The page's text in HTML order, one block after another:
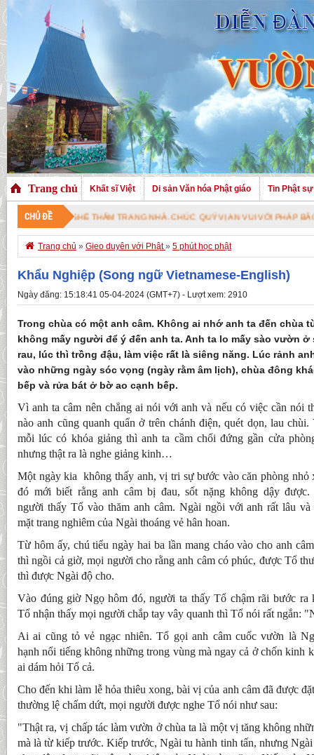
Trang chủ Khất sĩ Việt Di sản Văn hóa Phật giáo Tin Phật sự
CHỦ ĐỀ
ĐÃ GHÉ THĂM TRANG NHÀ. CHÚC QUÝ VỊ AN VUI VỚI PHÁP BẢO CAO QUÝ !
 Trang chủ » Gieo duyên với Phật» 5 phút học phật
Khẩu Nghiệp (Song ngữ Vietnamese-English)
Ngày đăng: 15:18:41 05-04-2024 (GMT+7) - Lượt xem: 2910
Trong chùa có một anh câm. Không ai nhớ anh ta đến chùa
không mấy người để ý đến anh ta. Anh ta lo mấy sào vườn
rau, lúc thì trồng đậu, làm việc rất là siêng năng. Lúc rảnh
vào những ngày sóc vọng (ngày rằm âm lịch), chùa đông
bếp và rửa bát ở bờ ao cạnh bếp.
Vì anh ta câm nên chẳng ai nói với anh và nếu có việc cần nói
nào anh cũng quanh quẩn ở trên chánh điện, quét dọn, lau
mỗi lúc có khóa giảng thì anh ta cầm chổi đứng gần cửa
nhưng thật ra là nghe giảng kinh…
Một ngày kia không thấy anh, vị tri sự bước vào căn phòng nhỏ
đó mới biết rằng anh câm bị đau, sốt nặng không dậy
người thấy Tổ vào thăm anh câm. Ngài ngồi với anh rất lâu
mặt trang nghiêm của Ngài thoáng vẻ hân hoan.
Từ hôm ấy, chú tiểu ngày hai ba lần mang cháo vào cho anh
thì ngồi cả giờ, mọi người cho rằng anh câm có phúc, được Tổ
thì được Ngài độ cho.
Vào đúng giờ Ngọ hôm đó, người ta thấy Tổ chậm rãi bước ra
Tổ nhận thấy mọi người chắp tay vây quanh thì Tổ nói rất ngắn:
Ai ai cũng tỏ vẻ ngạc nhiên. Tổ gọi anh câm cuốc vườn là
hạnh nổi tiếng không những trong vùng mà ngay cả ở chốn kinh
ai dám hỏi Tổ cả.
Cho đến khi làm lễ hỏa thiêu xong, bài vị của anh câm đã được
thường lệ chấm dứt, mọi người được nghe Tổ nói như sau:
"Thật ra, vị chấp tác làm vườn ở chùa ta là một vị tăng không
mà là từ kiếp trước. Kiếp trước, Ngài tu hành tinh tấn, nhưng